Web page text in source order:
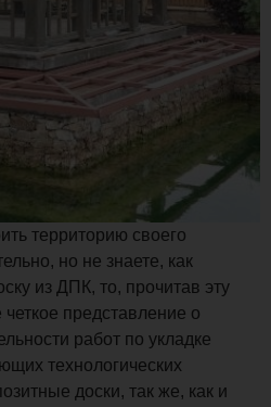
территорию своего
но не знаете, как
из ДПК, то, прочитав эту
представление о
работ по укладке
технологических
доски, так же, как и